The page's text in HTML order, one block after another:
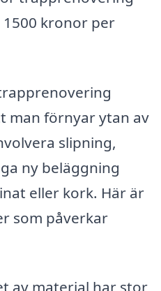
1500 kronor per
man förnyar ytan av
slipning,
ny beläggning
eller kork. Här är
som påverkar
av material har stor